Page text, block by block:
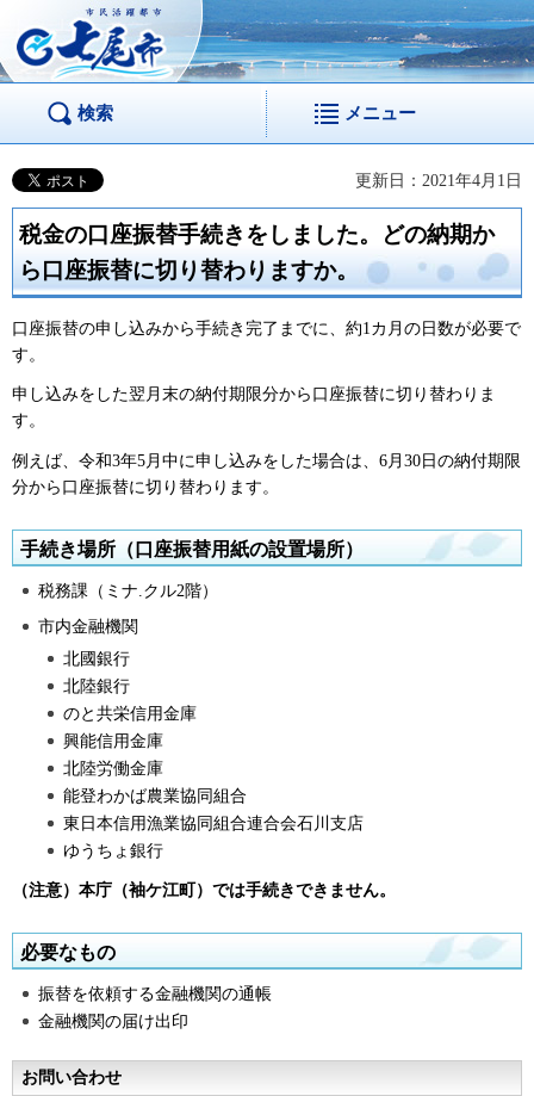
市民活躍都市 七尾
市
検索 メニュー
更新日：2021年4月1日
税金の口座振替手続きをしました。どの納期か
ら口座振替に切り替わりますか。
口座振替の申し込みから手続き完了までに、約1カ月の日数が必要で
す。
申し込みをした翌月末の納付期限分から口座振替に切り替わりま
す。
例えば、令和3年5月中に申し込みをした場合は、6月30日の納付期限
分から口座振替に切り替わります。
手続き場所（口座振替用紙の設置場所）
税務課（ミナ.クル2階）
市内金融機関
北國銀行
北陸銀行
のと共栄信用金庫
興能信用金庫
北陸労働金庫
能登わかば農業協同組合
東日本信用漁業協同組合連合会石川支店
ゆうちょ銀行
（注意）本庁（袖ケ江町）では手続きできません。
必要なもの
振替を依頼する金融機関の通帳
金融機関の届け出印
お問い合わせ